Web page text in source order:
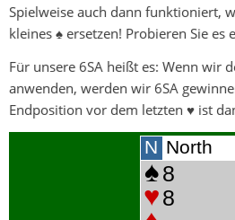
Spielweise auch dann funktioniert,
kleines ♠ ersetzen! Probieren Sie es
Für unsere 6SA heißt es: Wenn wir
anwenden, werden wir 6SA
Endposition vor dem letzten ♥ ist